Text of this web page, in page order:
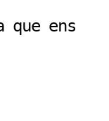
que ens